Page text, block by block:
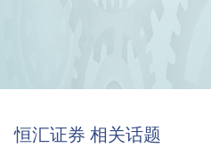
恒汇证券 相关话题